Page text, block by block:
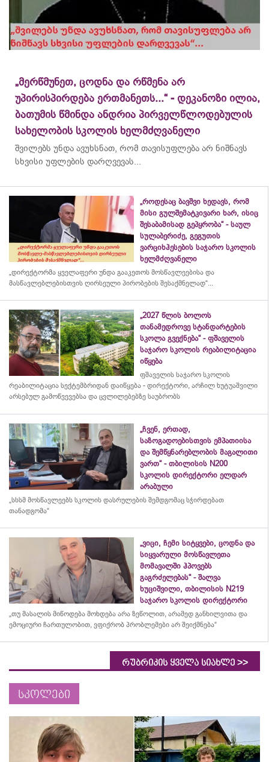
„მერწმუნეთ, ცოდნა და რწმენა არ
უპირისპირდება ერთმანეთს...“ - დეკანოზი ილია,
ბათუმის წმინდა ანდრია პირველწლოდებულის
სახელობის სკოლის ხელმძღვანელი
შვილებს უნდა ავუხსნათ, რომ თავისუფლება არ ნიშნავს
სხვისი უფლების დარღვევას...
„როდესაც ბავშვი ხედავს, რომ
მისი გულშემატკივარი ხარ, ისიც
შესაბამისად გეპყრობა“ - საულ
სულაბერიძე, გეგუთის
ვარციხჰესების საჯარო სკოლის
ხელმძღვანელი
„დირექტორმა ყველაფერი უნდა გააკეთოს მოსწავლეებისა და
მასწავლებლებისთვის ღირსეული პირობების შესაქმნელად“...
„2027 წლის ბოლოს
თანამედროვე სტანდარტების
სკოლა გვექნება“ - ფშაველის
საჯარო სკოლის რეაბილიტაცია
იწყება
ფშაველის საჯარო სკოლის
რეაბილიტაცია სექტემბრიდან დაიწყება - დირექტორი, არჩილ ხუტუაშვილი
არსებულ გამოწვევებსა და ცვლილებებზე საუბრობს
„ჩვენ, ერთად,
საზოგადოებისთვის ემპათიისა
და შემწყნარებლობის მაგალითი
ვართ“ - თბილისის N200
სკოლის დირექტორი ელდარ
არაბული
„სსსმ მოსწავლეებს სკოლის დასრულების შემდგომაც სჭირდებათ
თანადგომა“
„ვიცი, ჩემი სიტყვები, ცოდნა და
სიყვარული მოსწავლეთა
მომავალში ჰპოვებს
გაგრძელებას“ - შალვა
ხუციშვილი, თბილისის N219
საჯარო სკოლის დირექტორი
„თუ მასალის მიწოდება მოხდება არა ზეწოლით, არამედ განხილვითა და
ემოციური ჩართულობით, ვფიქრობ პრობლემები არ შეიქმნება“
რუბრიკის ყველა სიახლე >>
სკოლები